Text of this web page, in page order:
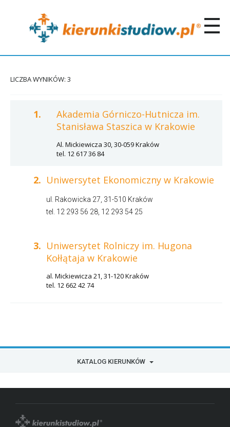
LICZBA WYNIKÓW: 3
1.
Akademia Górniczo-Hutnicza im.
Stanisława Staszica w Krakowie
Al. Mickiewicza 30, 30-059 Kraków
tel. 12 617 36 84
2. Uniwersytet Ekonomiczny w Krakowie
ul. Rakowicka 27, 31-510 Kraków
tel. 12 293 56 28, 12 293 54 25
3. Uniwersytet Rolniczy im. Hugona
Kołłątaja w Krakowie
al. Mickiewicza 21, 31-120 Kraków
tel. 12 662 42 74
KATALOG KIERUNKÓW